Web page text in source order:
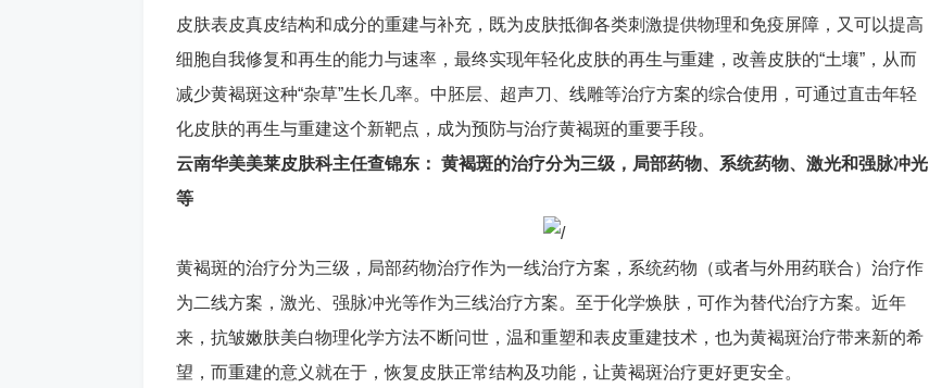
皮肤表皮真皮结构和成分的重建与补充，既为皮肤抵御各类刺激提供物理和免疫屏障，又可以提高
细胞自我修复和再生的能力与速率，最终实现年轻化皮肤的再生与重建，改善皮肤的“土壤”，从而
减少黄褐斑这种“杂草”生长几率。中胚层、超声刀、线雕等治疗方案的综合使用，可通过直击年轻
化皮肤的再生与重建这个新靶点，成为预防与治疗黄褐斑的重要手段。
云南华美美莱皮肤科主任查锦东： 黄褐斑的治疗分为三级，局部药物、系统药物、激光和强脉冲光
等
黄褐斑的治疗分为三级，局部药物治疗作为一线治疗方案，系统药物（或者与外用药联合）治疗作
为二线方案，激光、强脉冲光等作为三线治疗方案。至于化学焕肤，可作为替代治疗方案。近年
来，抗皱嫩肤美白物理化学方法不断问世，温和重塑和表皮重建技术，也为黄褐斑治疗带来新的希
望，而重建的意义就在于，恢复皮肤正常结构及功能，让黄褐斑治疗更好更安全。